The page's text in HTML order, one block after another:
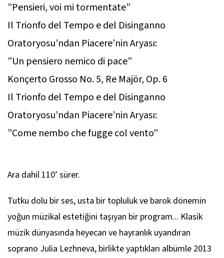
”Pensieri, voi mi tormentate”
Il Trionfo del Tempo e del Disinganno
Oratoryosu’ndan Piacere’nin Aryası:
”Un pensiero nemico di pace”
Konçerto Grosso No. 5, Re Majör, Op. 6
Il Trionfo del Tempo e del Disinganno
Oratoryosu’ndan Piacere’nin Aryası:
”Come nembo che fugge col vento”
Ara dahil 110’ sürer.
Tutku dolu bir ses, usta bir topluluk ve barok dönemin
yoğun müzikal estetiğini taşıyan bir program... Klasik
müzik dünyasında heyecan ve hayranlık uyandıran
soprano Julia Lezhneva, birlikte yaptıkları albümle 2013